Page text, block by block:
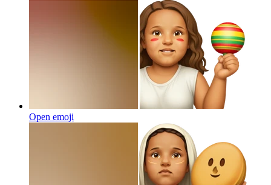
Open emoji